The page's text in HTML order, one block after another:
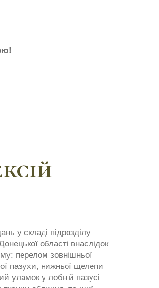
у складі підрозділу
області внаслідок
перелом зовнішньої
пазухи, нижньої щелепи
уламок у лобній пазусі